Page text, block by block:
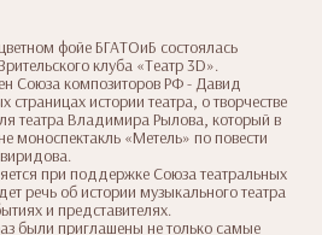
фойе БГАТОиБ состоялась
клуба «Театр 3D».
Союза композиторов РФ - Давид
страницах истории театра, о творчестве
театра Владимира Рылова, который в
моноспектакль «Метель» по повести
при поддержке Союза театральных
речь об истории музыкального театра
и представителях.
были приглашены не только самые